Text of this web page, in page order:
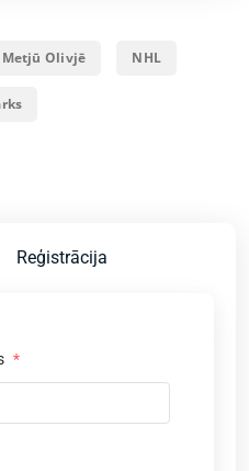
Metjū Olivjē NHL
Reģistrācija
*